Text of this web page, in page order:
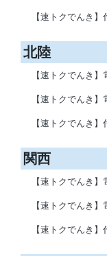
【速トクでんき
北陸
【速トクでんき
【速トクでんき
【速トクでんき
関西
【速トクでんき
【速トクでんき
【速トクでんき